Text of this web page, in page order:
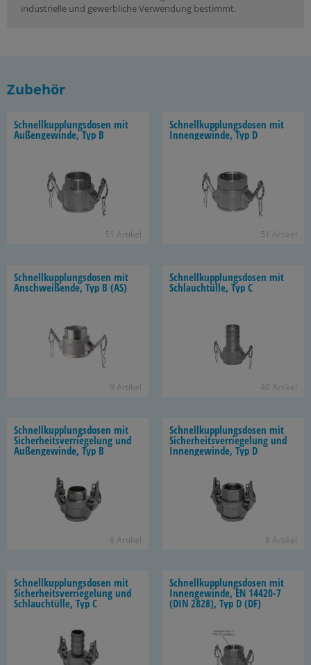
industrielle und gewerbliche Verwendung bestimmt.
Zubehör
Schnell­kupp­lungs­do­sen mit
Au­ßen­ge­win­de, Typ B
51 Ar­ti­kel
Schnell­kupp­lungs­do­sen mit
In­nen­ge­win­de, Typ D
51 Ar­ti­kel
Schnell­kupp­lungs­do­sen mit
An­schwei­ßen­de, Typ B (AS)
9 Ar­ti­kel
Schnell­kupp­lungs­do­sen mit
Schlauch­tül­le, Typ C
40 Ar­ti­kel
Schnell­kupp­lungs­do­sen mit
Si­cher­heits­ver­rie­ge­lung und
Au­ßen­ge­win­de, Typ B
8 Ar­ti­kel
Schnell­kupp­lungs­do­sen mit
Si­cher­heits­ver­rie­ge­lung und
In­nen­ge­win­de, Typ D
8 Ar­ti­kel
Schnell­kupp­lungs­do­sen mit
Si­cher­heits­ver­rie­ge­lung und
Schlauch­tül­le, Typ C
Schnell­kupp­lungs­do­sen mit
In­nen­ge­win­de, EN 14420-​7
(DIN 2828), Typ D (DF)